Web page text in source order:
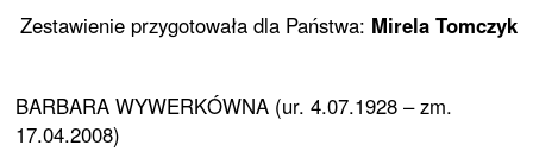
Zestawienie przygotowała dla Państwa: Mirela Tomczyk
BARBARA WYWERKÓWNA (ur. 4.07.1928 – zm.
17.04.2008)